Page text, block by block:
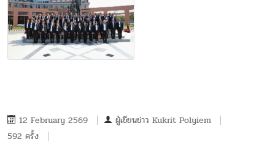
12 February 2569 ผู้เขียนข่าว Kukrit Polyiem
592 ครั้ง